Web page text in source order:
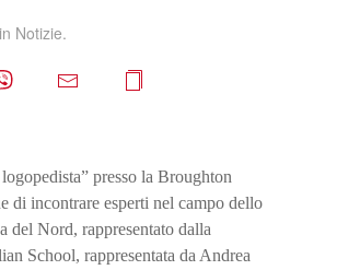
Notizie.
presso la Broughton
di incontrare esperti nel campo dello
del Nord, rappresentato dalla
School, rappresentata da Andrea